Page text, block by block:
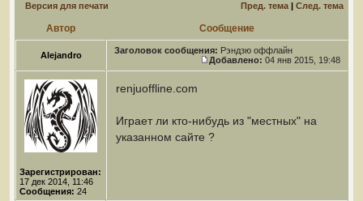
Версия для печати Пред. тема | След. тема
Автор Сообщение
Alejandro Заголовок сообщения: Рэндзю оффлайн
Добавлено: 04 янв 2015, 19:48
Зарегистрирован:
17 дек 2014, 11:46
Сообщения: 24
renjuoffline.com
Играет ли кто-нибудь из "местных" на
указанном сайте ?